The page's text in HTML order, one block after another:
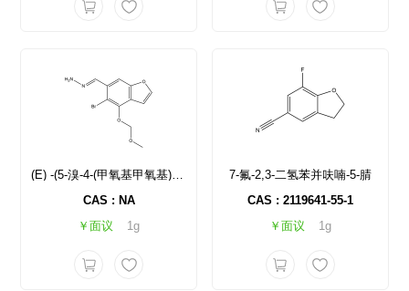
(E) -(5-溴-4-(甲氧基甲氧基)苯并呋喃-6-基)亚甲基)肼
CAS : NA
￥面议
1g
7-氟-2,3-二氢苯并呋喃-5-腈
CAS : 2119641-55-1
￥面议
1g